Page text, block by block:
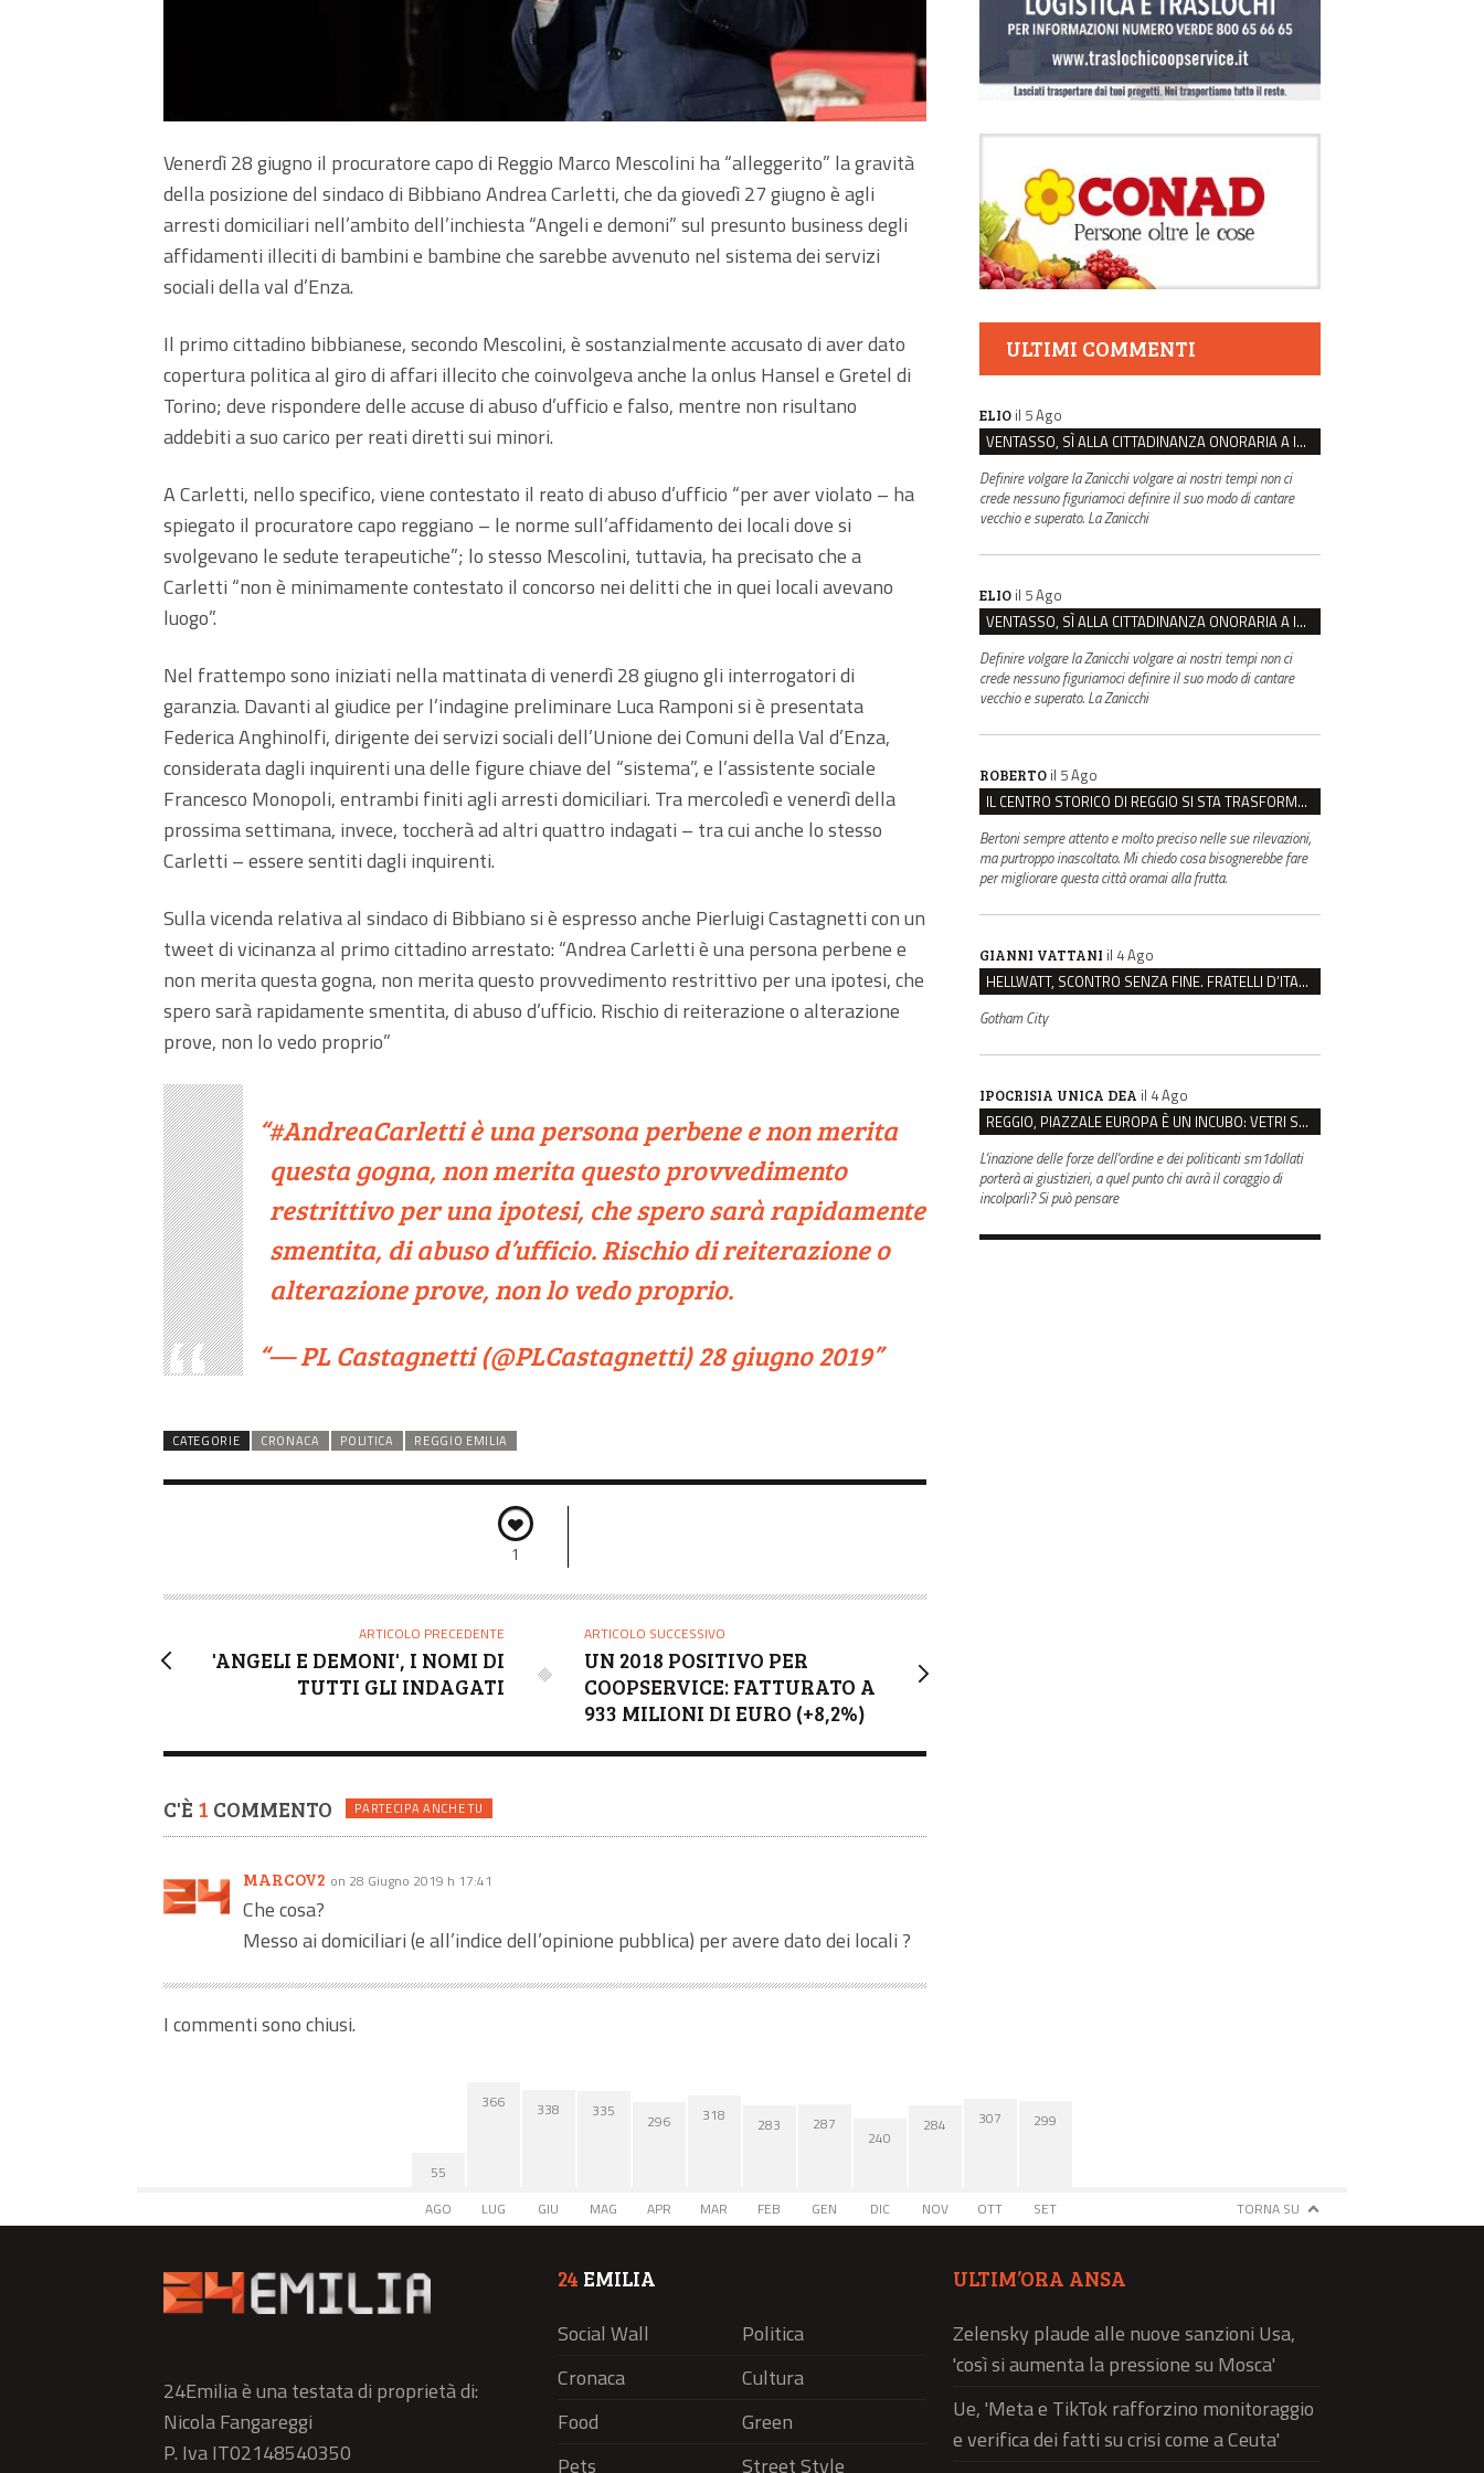
Venerdì 28 giugno il procuratore capo di Reggio Marco Mescolini ha “alleggerito” la gravità
della posizione del sindaco di Bibbiano Andrea Carletti, che da giovedì 27 giugno è agli
arresti domiciliari nell’ambito dell’inchiesta “Angeli e demoni” sul presunto business degli
affidamenti illeciti di bambini e bambine che sarebbe avvenuto nel sistema dei servizi
sociali della val d’Enza.
Il primo cittadino bibbianese, secondo Mescolini, è sostanzialmente accusato di aver dato
copertura politica al giro di affari illecito che coinvolgeva anche la onlus Hansel e Gretel di
Torino; deve rispondere delle accuse di abuso d’ufficio e falso, mentre non risultano
addebiti a suo carico per reati diretti sui minori.
A Carletti, nello specifico, viene contestato il reato di abuso d’ufficio “per aver violato – ha
spiegato il procuratore capo reggiano – le norme sull’affidamento dei locali dove si
svolgevano le sedute terapeutiche”; lo stesso Mescolini, tuttavia, ha precisato che a
Carletti “non è minimamente contestato il concorso nei delitti che in quei locali avevano
luogo”.
Nel frattempo sono iniziati nella mattinata di venerdì 28 giugno gli interrogatori di
garanzia. Davanti al giudice per l’indagine preliminare Luca Ramponi si è presentata
Federica Anghinolfi, dirigente dei servizi sociali dell’Unione dei Comuni della Val d’Enza,
considerata dagli inquirenti una delle figure chiave del “sistema”, e l’assistente sociale
Francesco Monopoli, entrambi finiti agli arresti domiciliari. Tra mercoledì e venerdì della
prossima settimana, invece, toccherà ad altri quattro indagati – tra cui anche lo stesso
Carletti – essere sentiti dagli inquirenti.
Sulla vicenda relativa al sindaco di Bibbiano si è espresso anche Pierluigi Castagnetti con un
tweet di vicinanza al primo cittadino arrestato: “Andrea Carletti è una persona perbene e
non merita questa gogna, non merita questo provvedimento restrittivo per una ipotesi, che
spero sarà rapidamente smentita, di abuso d’ufficio. Rischio di reiterazione o alterazione
prove, non lo vedo proprio”
#AndreaCarlettiè una persona perbene e non merita
questa gogna, non merita questo provvedimento
restrittivo per una ipotesi, che spero sarà rapidamente
smentita, di abuso d’ufficio. Rischio di reiterazione o
alterazione prove, non lo vedo proprio.
— PL Castagnetti (@PLCastagnetti)28 giugno 2019
CATEGORIE CRONACA POLITICA REGGIO EMILIA
1
ARTICOLO PRECEDENTE
'ANGELI E DEMONI', I NOMI DI
TUTTI GLI INDAGATI
ARTICOLO SUCCESSIVO
UN 2018 POSITIVO PER
COOPSERVICE: FATTURATO A
933 MILIONI DI EURO (+8,2%)
C'È 1 COMMENTO PARTECIPA ANCHE TU
MARCOV2 on 28 Giugno 2019 h 17:41
Che cosa?
Messo ai domiciliari (e all’indice dell’opinione pubblica) per avere dato dei locali ?
I commenti sono chiusi.
ULTIMI COMMENTI
ELIO il 5 Ago
VENTASSO, SÌ ALLA CITTADINANZA ONORARIA A IVA ZANICCHI. MA BARGIACCHI: “È DI PESSIMO GUSTO”
Definire volgare la Zanicchi volgare ai nostri tempi non ci
crede nessuno figuriamoci definire il suo modo di cantare
vecchio e superato. La Zanicchi
ELIO il 5 Ago
VENTASSO, SÌ ALLA CITTADINANZA ONORARIA A IVA ZANICCHI. MA BARGIACCHI: “È DI PESSIMO GUSTO”
Definire volgare la Zanicchi volgare ai nostri tempi non ci
crede nessuno figuriamoci definire il suo modo di cantare
vecchio e superato. La Zanicchi
ROBERTO il 5 Ago
IL CENTRO STORICO DI REGGIO SI STA TRASFORMANDO, E NON IN MEGLIO
Bertoni sempre attento e molto preciso nelle sue rilevazioni,
ma purtroppo inascoltato. Mi chiedo cosa bisognerebbe fare
per migliorare questa città oramai alla frutta.
GIANNI VATTANI il 4 Ago
HELLWATT, SCONTRO SENZA FINE. FRATELLI D’ITALIA: “MILANI PORTA DOCUMENTI, DE FRANCO INSULTI”
Gotham City
IPOCRISIA UNICA DEA il 4 Ago
REGGIO, PIAZZALE EUROPA È UN INCUBO: VETRI SPACCATI E FURTI SULLE AUTO IN SOSTA
L'inazione delle forze dell'ordine e dei politicanti sm1dollati
porterà ai giustizieri, a quel punto chi avrà il coraggio di
incolparli? Si può pensare
55
AGO
366
LUG
338
GIU
335
MAG
296
APR
318
MAR
283
FEB
287
GEN
240
DIC
284
NOV
307
OTT
299
SET TORNA SU
24Emilia è una testata di proprietà di:
Nicola Fangareggi
P. Iva IT02148540350
24 EMILIA
Social Wall
Politica
Cronaca
Cultura
Food
Green
Pets
Street Style
ULTIM’ORA ANSA
Zelensky plaude alle nuove sanzioni Usa,
'così si aumenta la pressione su Mosca'
Ue, 'Meta e TikTok rafforzino monitoraggio
e verifica dei fatti su crisi come a Ceuta'